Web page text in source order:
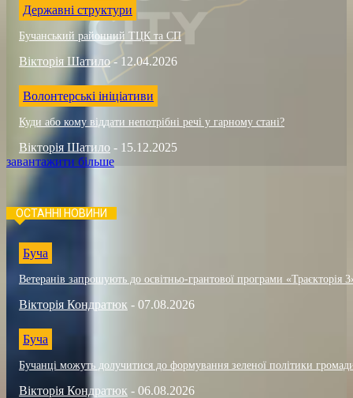
Державні структури
Бучанський районний ТЦК та СП
Вікторія Шатило - 12.04.2026
Волонтерські ініціативи
Куди або кому віддати непотрібні речі у гарному стані?
Вікторія Шатило - 15.12.2025
завантажити більше
ОСТАННІ НОВИНИ
Буча
Ветеранів запрошують до освітньо-грантової програми «Траєкторія
Вікторія Кондратюк - 07.08.2026
Буча
Бучанці можуть долучитися до формування зеленої політики
Вікторія Кондратюк - 06.08.2026